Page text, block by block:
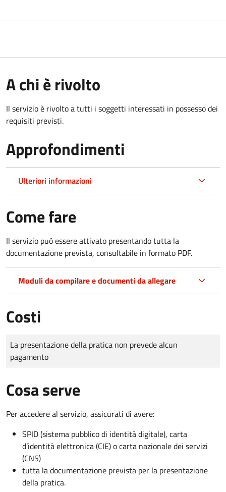
A chi è rivolto
Il servizio è rivolto a tutti i soggetti interessati in possesso dei
requisiti previsti.
Approfondimenti
Ulteriori informazioni
Come fare
Il servizio può essere attivato presentando tutta la
documentazione prevista, consultabile in formato PDF.
Moduli da compilare e documenti da allegare
Costi
Tipo di pagamento
Importo
La presentazione della pratica non prevede alcun
pagamento
Cosa serve
Per accedere al servizio, assicurati di avere:
SPID (sistema pubblico di identità digitale), carta
d’identità elettronica (CIE) o carta nazionale dei servizi
(CNS)
tutta la documentazione prevista per la presentazione
della pratica.